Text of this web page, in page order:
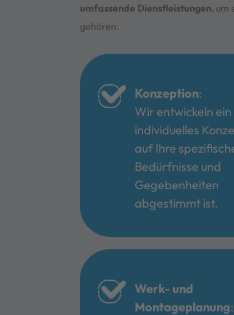
umfassende Dienstleistungen, um
gehören:
Konzeption:
Wir entwickeln ein
individuelles
auf Ihre
Bedürfnisse und
Gegebenheiten
abgestimmt ist.
Werk- und
Montageplanung: